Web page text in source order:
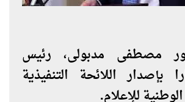
مصطفى مدبولى، رئيس
بإصدار اللائحة التنفيذية
للإعلام.